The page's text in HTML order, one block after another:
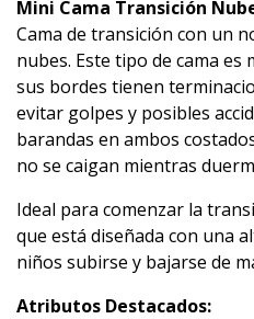
Mini Cama Transición
Cama de transición con un
nubes. Este tipo de cama es
sus bordes tienen
evitar golpes y posibles
barandas en ambos
no se caigan mientras
Ideal para comenzar la
que está diseñada con una
niños subirse y bajarse de
Atributos Destacados: